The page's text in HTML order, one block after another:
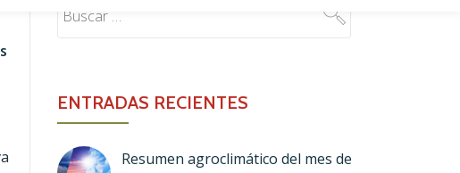
ENTRADAS RECIENTES
Resumen agroclimático del mes de